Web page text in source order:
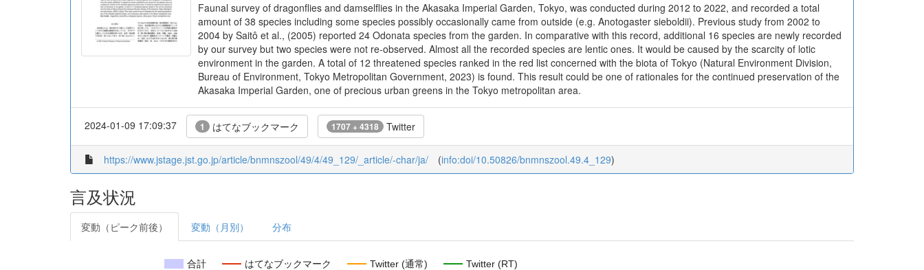
Faunal survey of dragonflies and damselflies in the Akasaka Imperial Garden, Tokyo, was conducted during 2012 to 2022, and recorded a total
amount of 38 species including some species possibly occasionally came from outside (e.g. Anotogaster sieboldii). Previous study from 2002 to
2004 by Saitô et al., (2005) reported 24 Odonata species from the garden. In comparative with this record, additional 16 species are newly recorded
by our survey but two species were not re-observed. Almost all the recorded species are lentic ones. It would be caused by the scarcity of lotic
environment in the garden. A total of 12 threatened species ranked in the red list concerned with the biota of Tokyo (Natural Environment Division,
Bureau of Environment, Tokyo Metropolitan Government, 2023) is found. This result could be one of rationales for the continued preservation of the
Akasaka Imperial Garden, one of precious urban greens in the Tokyo metropolitan area.
2024-01-09 17:09:37 1 はてなブックマーク 1707 + 4318 Twitter
https://www.jstage.jst.go.jp/article/bnmnszool/49/4/49_129/_article/-char/ja/ (info:doi/10.50826/bnmnszool.49.4_129)
言及状況
変動（ピーク前後） 変動（月別） 分布
合計 はてなブックマーク Twitter (通常) Twitter (RT)